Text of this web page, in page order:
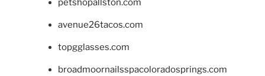
petshopallston.com
avenue26tacos.com
topgglasses.com
broadmoornailsspacoloradosprings.com